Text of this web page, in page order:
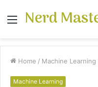
Menu
Nerd
Home / Machine Learning
Machine Learning